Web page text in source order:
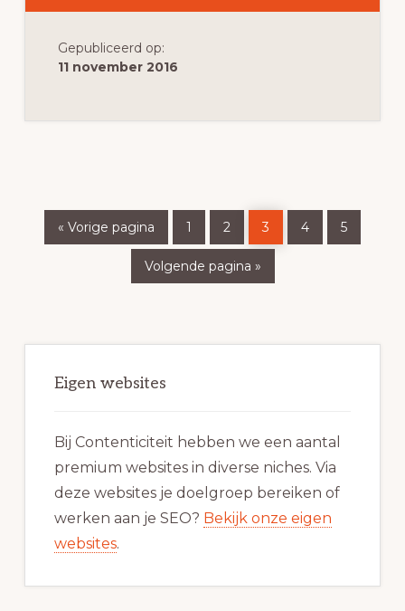
Gepubliceerd op:
11 november 2016
« naar
Vorige pagina 1 2 3 4
5
naar
Volgende pagina »
Sidebar
Eigen websites
Bij Contenticiteit hebben we een aantal
premium websites in diverse niches. Via
deze websites je doelgroep bereiken of
werken aan je SEO? Bekijk onze eigen
websites.